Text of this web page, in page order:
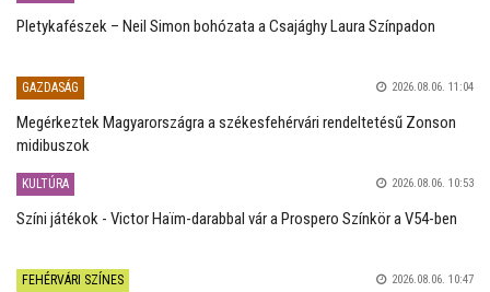
Pletykafészek – Neil Simon bohózata a Csajághy Laura Színpadon
GAZDASÁG 2026.08.06. 11:04
Megérkeztek Magyarországra a székesfehérvári rendeltetésű Zonson
midibuszok
KULTÚRA 2026.08.06. 10:53
Színi játékok - Victor Haïm-darabbal vár a Prospero Színkör a V54-ben
FEHÉRVÁRI SZÍNES 2026.08.06. 10:47